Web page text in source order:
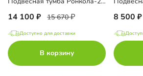
14 100 15 670
Доступно для доставки
В корзину
8 500